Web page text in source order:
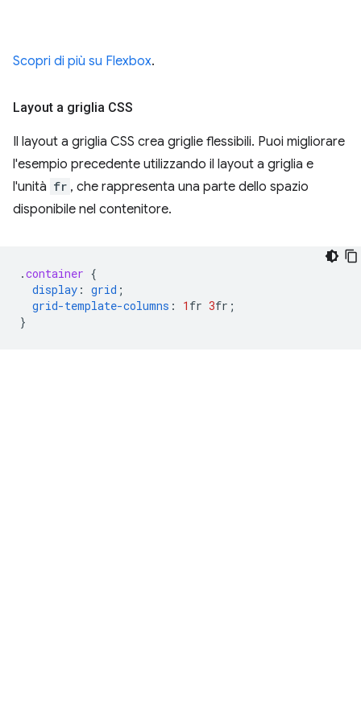
Scopri di più su Flexbox.
Layout a griglia CSS
Il layout a griglia CSS crea griglie flessibili. Puoi migliorare
l'esempio precedente utilizzando il layout a griglia e
l'unità fr , che rappresenta una parte dello spazio
disponibile nel contenitore.
.container {
display : grid ;
grid-template-columns : 1 fr 3fr ;
}